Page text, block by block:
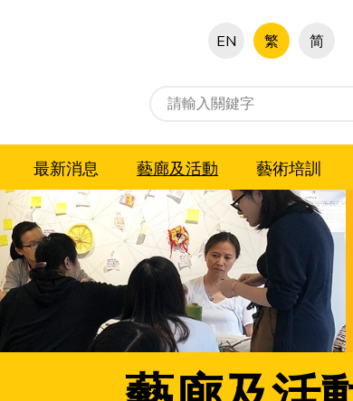
EN 繁 简
最新消息 藝廊及活動 藝術培訓